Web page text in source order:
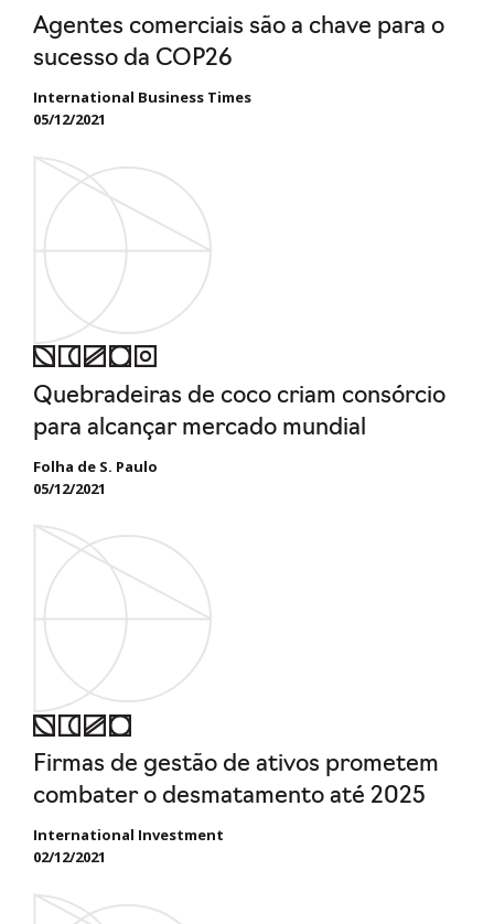
Agentes comerciais são a chave para o
sucesso da COP26
International Business Times
05/12/2021
Quebradeiras de coco criam consórcio
para alcançar mercado mundial
Folha de S. Paulo
05/12/2021
Firmas de gestão de ativos prometem
combater o desmatamento até 2025
International Investment
02/12/2021